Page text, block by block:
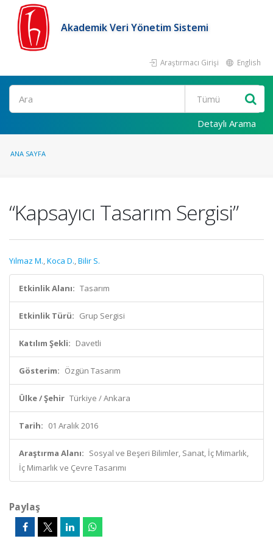
Akademik Veri Yönetim Sistemi
Araştırmacı Girişi English
Ara
Detaylı Arama
ANA SAYFA
“Kapsayıcı Tasarım Sergisi”
Yılmaz M.,Koca D.,Bilir S.
Etkinlik Alanı: Tasarım
Etkinlik Türü: Grup Sergisi
Katılım Şekli: Davetli
Gösterim: Özgün Tasarım
Ülke / Şehir Türkiye / Ankara
Tarih: 01 Aralık 2016
Araştırma Alanı: Sosyal ve Beşeri Bilimler, Sanat, İç Mimarlık,
İç Mimarlık ve Çevre Tasarımı
Paylaş